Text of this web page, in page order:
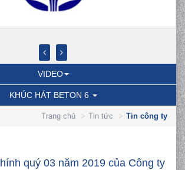
VIDEO
KHÚC HÁT BETON 6
Trang chủ Tin tức Tin công ty
quý 03 năm 2019 của Công ty